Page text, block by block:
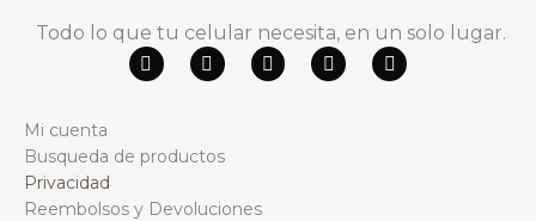
Todo lo que tu celular necesita, en un solo lugar.
F
a
o
o
Y
o
b
e
W
h
T
i
I
n
Mi cuenta
Busqueda de productos
Privacidad
Reembolsos y Devoluciones